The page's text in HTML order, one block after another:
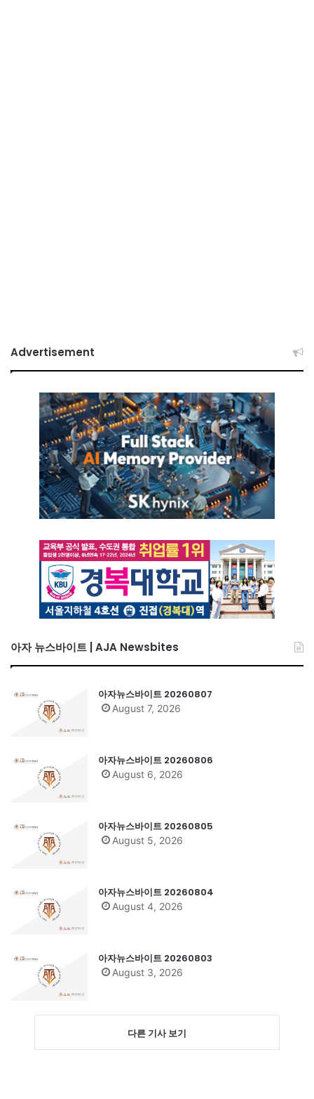
Advertisement
아자 뉴스바이트 | AJA Newsbites
아자뉴스바이트 20260807
August 7, 2026
아자뉴스바이트 20260806
August 6, 2026
아자뉴스바이트 20260805
August 5, 2026
아자뉴스바이트 20260804
August 4, 2026
아자뉴스바이트 20260803
August 3, 2026
다른 기사 보기